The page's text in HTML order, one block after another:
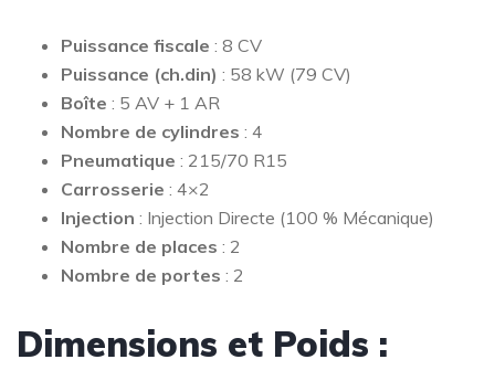
Puissance fiscale : 8 CV
Puissance (ch.din) : 58 kW (79 CV)
Boîte : 5 AV + 1 AR
Nombre de cylindres : 4
Pneumatique : 215/70 R15
Carrosserie : 4×2
Injection : Injection Directe (100 % Mécanique)
Nombre de places : 2
Nombre de portes : 2
Dimensions et Poids :